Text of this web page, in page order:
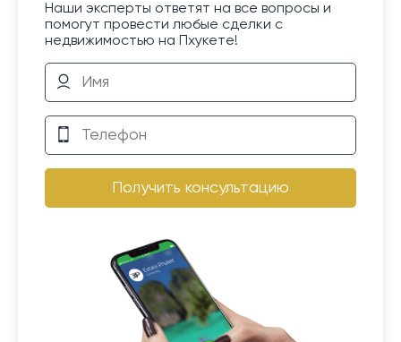
Наши эксперты ответят на все вопросы и
помогут провести любые сделки с
недвижимостью на Пхукете!
Получить консультацию